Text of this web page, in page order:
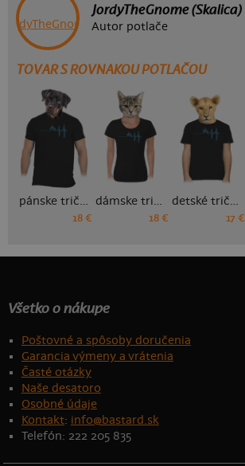
JordyTheGnome (Skalica)
Autor potlače
TOVAR S ROVNAKOU POTLAČOU
pánske tričko
18 €
dámske tričko
18 €
detské tričko
17 €
Všetko o nákupe
Poštovné a spôsoby doručenia
Garancia výmeny a vrátenia
Časté otázky
Naše desatoro
Osobné údaje
Kontakt: info@bastard.sk
Telefón: 222 205 835